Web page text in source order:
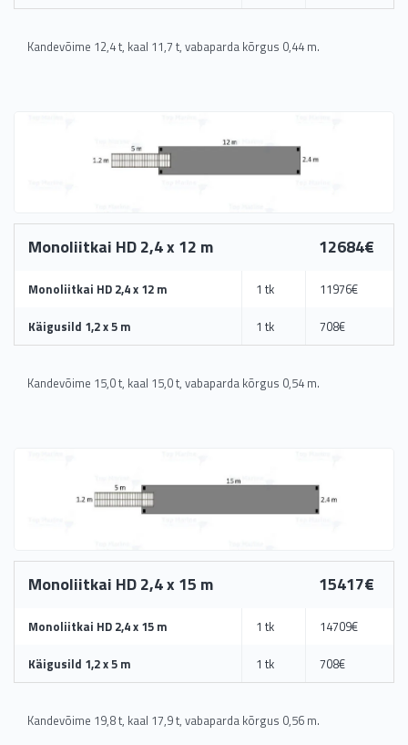
Kandevõime 12,4 t, kaal 11,7 t, vabaparda kõrgus 0,44 m.
Monoliitkai HD 2,4 x 12 m 12684€
Monoliitkai HD 2,4 x 12 m 1 tk 11976€
Käigusild 1,2 x 5 m 1 tk 708€
Kandevõime 15,0 t, kaal 15,0 t, vabaparda kõrgus 0,54 m.
Monoliitkai HD 2,4 x 15 m 15417€
Monoliitkai HD 2,4 x 15 m 1 tk 14709€
Käigusild 1,2 x 5 m 1 tk 708€
Kandevõime 19,8 t, kaal 17,9 t, vabaparda kõrgus 0,56 m.